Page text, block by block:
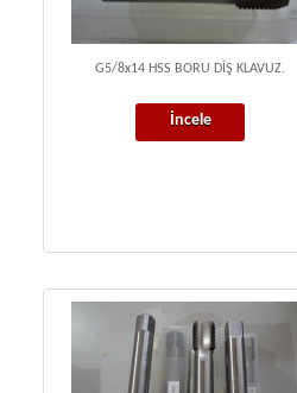
G5/8x14 HSS BORU DİŞ KLAVUZ.
İncele